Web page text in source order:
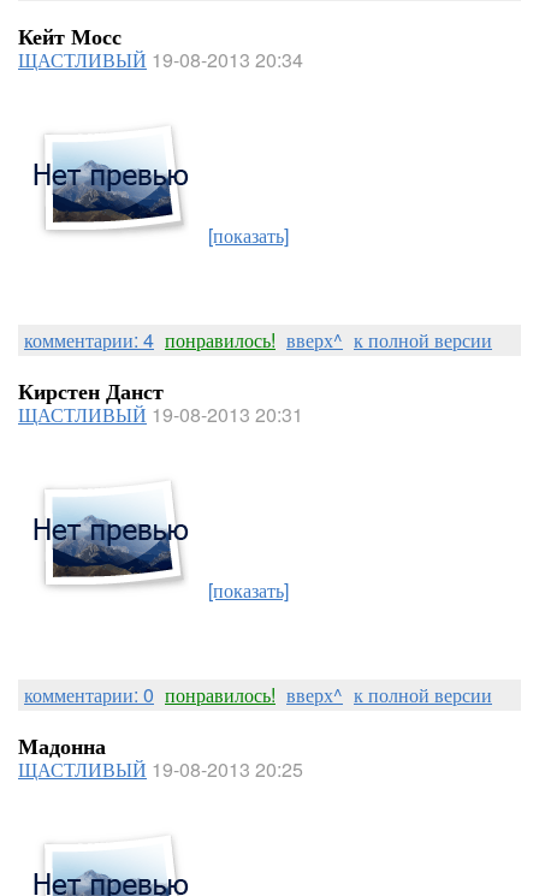
Кейт Мосс
ЩАСТЛИВЫЙ 19-08-2013 20:34
[показать]
комментарии: 4 понравилось! вверх^ к полной версии
Кирстен Данст
ЩАСТЛИВЫЙ 19-08-2013 20:31
[показать]
комментарии: 0 понравилось! вверх^ к полной версии
Мадонна
ЩАСТЛИВЫЙ 19-08-2013 20:25